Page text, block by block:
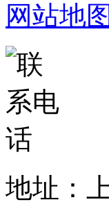
网站地图
地址：